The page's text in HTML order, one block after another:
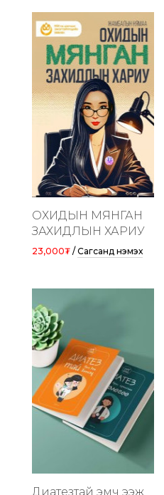
ОХИДЫН МЯНГАН
ЗАХИДЛЫН ХАРИУ
23,000₮ / Сагсанд нэмэх
Диатезтай эмч ээж